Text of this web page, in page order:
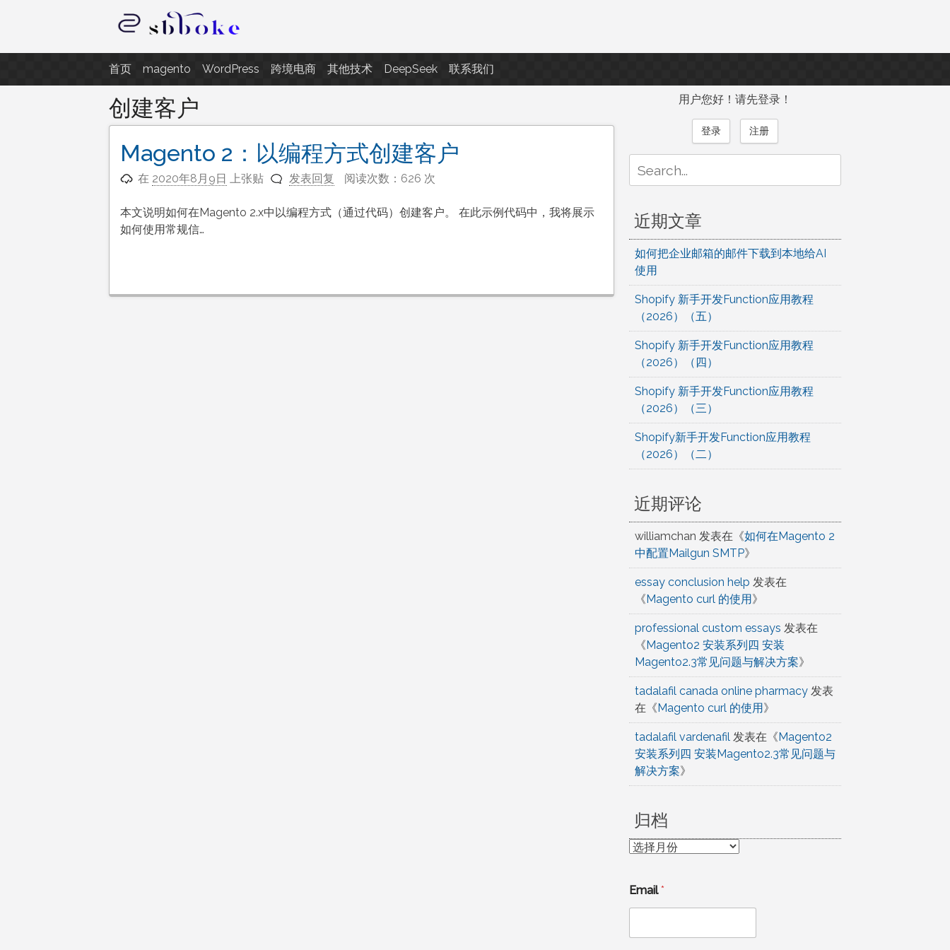
至
内
容
记录跨境电商独立站开发遇到的点点滴滴
首页 magento WordPress 跨境电商 其他技术 DeepSeek 联系我们
创建客户
Magento 2：以编程方式创建客户
在 2020年8月9日 上张贴 发表回复 阅读次数：626 次
本文说明如何在Magento 2.x中以编程方式（通过代码）创建客户。 在此示例代码中，我将展示
如何使用常规信…
用户您好！请先登录！
登录 注册
for:
近期文章
如何把企业邮箱的邮件下载到本地给AI
使用
Shopify 新手开发Function应用教程
（2026）（五）
Shopify 新手开发Function应用教程
（2026）（四）
Shopify 新手开发Function应用教程
（2026）（三）
Shopify新手开发Function应用教程
（2026）（二）
近期评论
williamchan 发表在《如何在Magento 2
中配置Mailgun SMTP》
essay conclusion help 发表在
《Magento curl 的使用》
professional custom essays 发表在
《Magento2 安装系列四 安装
Magento2.3常见问题与解决方案》
tadalafil canada online pharmacy发表
在《Magento curl 的使用》
tadalafil vardenafil发表在《Magento2
安装系列四 安装Magento2.3常见问题与
解决方案》
归档
归
Email*